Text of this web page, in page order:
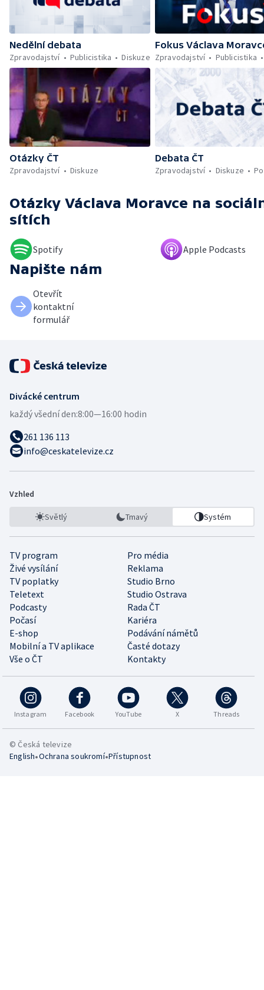
Nedělní debata
Zpravodajství
Publicistika Diskuze
Fokus Václava
Zpravodajství
Publicistika
Otázky ČT
Zpravodajství
Diskuze
Debata ČT
Zpravodajství
Diskuze
Otázky Václava Moravce na
sítích
Spotify Apple Podcasts
Napište nám
Otevřít
kontaktní
formulář
Divácké centrum
každý všední den:8:00—16:00 hodin
261 136 113
info@ceskatelevize.cz
Vzhled
Světlý Tmavý Systém
TV program
Pro média
Živé vysílání
Reklama
TV poplatky
Studio Brno
Teletext
Studio Ostrava
Podcasty
Rada ČT
Počasí
Kariéra
E-shop
Podávání námětů
Mobilní a TV aplikace
Časté dotazy
Vše o ČT
Kontakty
Instagram Facebook YouTube X Threads
© Česká televize
English•Ochrana soukromí•Přístupnost